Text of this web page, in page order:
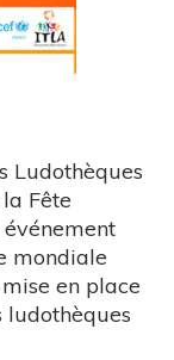
Ludothèques
Fête
mondiale
en place
ludothèques